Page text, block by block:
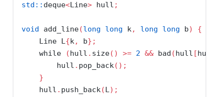
std:: deque<Line> hull ;
void add_line(long long k, long long b)
{
    Line L
{ k, b};
while
( hull . size() >= 2 && bad ( hull [ hull
        hull
. pop_back();
}
    hull
. push_back( L);